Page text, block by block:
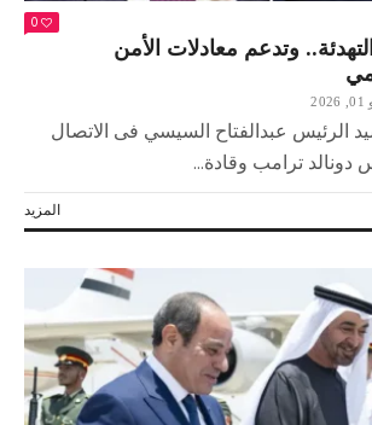
0
وتدعم معادلات الأمن
عبدالفتاح السيسي فى الاتصال
ترامب وقادة...
المزيد